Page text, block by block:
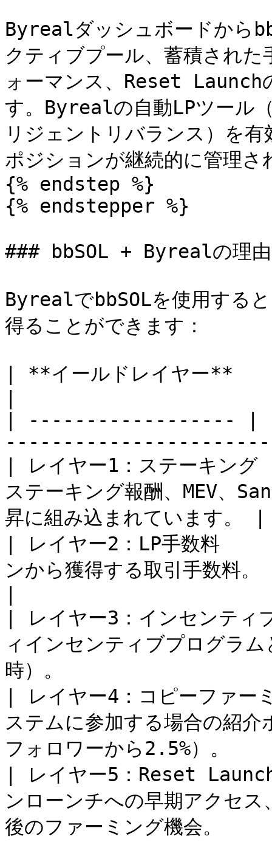
Byrealダッシュボードから
クティブプール、蓄積され
ォーマンス、Reset Launch
す。Byrealの自動LPツール
リジェントリバランス）を
ポジションが継続的に管理さ
{% endstep %}
{% endstepper %}
### bbSOL + Byrealの理由
ByrealでbbSOLを使用する
得ることができます：
| **イールドレイヤー
| ------------------ |
| レイヤー1：ステーキ
ステーキング報酬、MEV、
昇に組み込まれています。 |
| レイヤー2：LP手数料
ンから獲得する取引手数料。
| レイヤー3：インセン
ィインセンティブプログラ
時）。
| レイヤー4：コピーファ
ステムに参加する場合の紹介
フォロワーから2.5%）。
| レイヤー5：Reset
ンローンチへの早期アクセ